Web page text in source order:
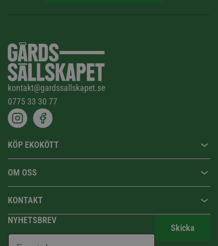
kontakt@gardssallskapet.se
0775 33 30 77
KÖP EKOKÖTT
OM OSS
KONTAKT
NYHETSBREV
Skicka